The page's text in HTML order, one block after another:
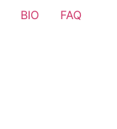
BIO FAQ